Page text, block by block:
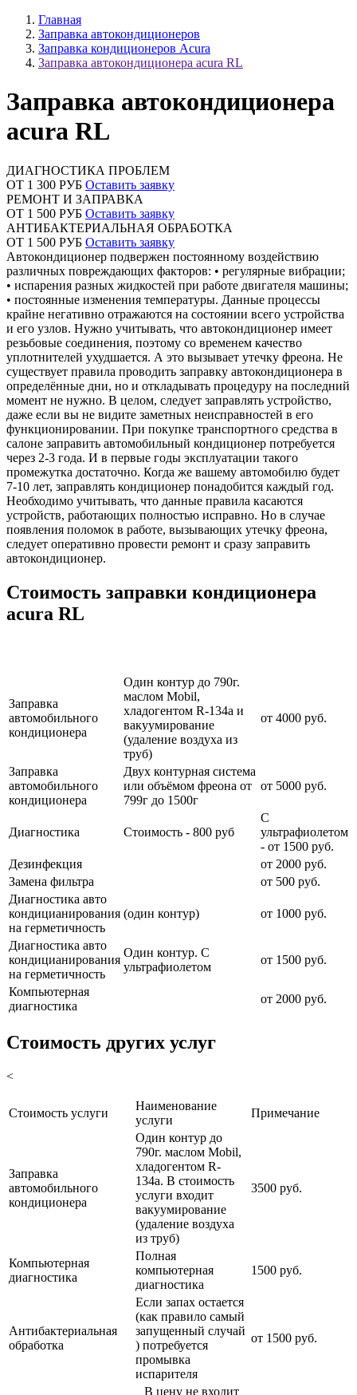
Главная
Заправка автокондиционеров
Заправка кондиционеров Acura
Заправка автокондиционера acura RL
Заправка автокондиционера
acura RL
ДИАГНОСТИКА ПРОБЛЕМ
ОТ 1 300 РУБ Оставить заявку
РЕМОНТ И ЗАПРАВКА
ОТ 1 500 РУБ Оставить заявку
АНТИБАКТЕРИАЛЬНАЯ ОБРАБОТКА
ОТ 1 500 РУБ Оставить заявку
Автокондиционер подвержен постоянному воздействию
различных повреждающих факторов: • регулярные вибрации;
• испарения разных жидкостей при работе двигателя машины;
• постоянные изменения температуры. Данные процессы
крайне негативно отражаются на состоянии всего устройства
и его узлов. Нужно учитывать, что автокондиционер имеет
резьбовые соединения, поэтому со временем качество
уплотнителей ухудшается. А это вызывает утечку фреона. Не
существует правила проводить заправку автокондиционера в
определённые дни, но и откладывать процедуру на последний
момент не нужно. В целом, следует заправлять устройство,
даже если вы не видите заметных неисправностей в его
функционировании. При покупке транспортного средства в
салоне заправить автомобильный кондиционер потребуется
через 2-3 года. И в первые годы эксплуатации такого
промежутка достаточно. Когда же вашему автомобилю будет
7-10 лет, заправлять кондиционер понадобится каждый год.
Необходимо учитывать, что данные правила касаются
устройств, работающих полностью исправно. Но в случае
появления поломок в работе, вызывающих утечку фреона,
следует оперативно провести ремонт и сразу заправить
автокондиционер.
Стоимость заправки кондиционера
acura RL
Заправка
автомобильного
кондиционера
Один контур до 790г.
маслом Mobil,
хладогентом R-134a и
вакуумирование
(удаление воздуха из
труб)
от 4000 руб.
Заправка
автомобильного
кондиционера
Двух контурная система
или объёмом фреона от
799г до 1500г
от 5000 руб.
Диагностика Стоимость - 800 руб
С
ультрафиолетом
- от 1500 руб.
Дезинфекция
от 2000 руб.
Замена фильтра
от 500 руб.
Диагностика авто
кондицианирования
на герметичность
(один контур) от 1000 руб.
Диагностика авто
кондицианирования
на герметичность
Один контур. С
ультрафиолетом
от 1500 руб.
Компьютерная
диагностика
от 2000 руб.
Стоимость других услуг
<
Стоимость услуги
Наименование
услуги
Примечание
Заправка
автомобильного
кондиционера
Один контур до
790г. маслом Mobil,
хладогентом R-
134a. В стоимость
услуги входит
вакуумирование
(удаление воздуха
из труб)
3500 руб.
Компьютерная
диагностика
Полная
компьютерная
диагностика
1500 руб.
Антибактериальная
обработка
Если запах остается
(как правило самый
запущенный случай
) потребуется
промывка
испарителя
от 1500 руб.
В цену не входит